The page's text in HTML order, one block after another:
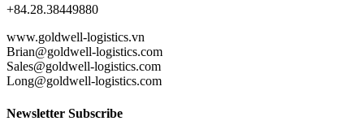
+84.28.38449880
www.goldwell-logistics.vn
Brian@goldwell-logistics.com
Sales@goldwell-logistics.com
Long@goldwell-logistics.com
Newsletter Subscribe